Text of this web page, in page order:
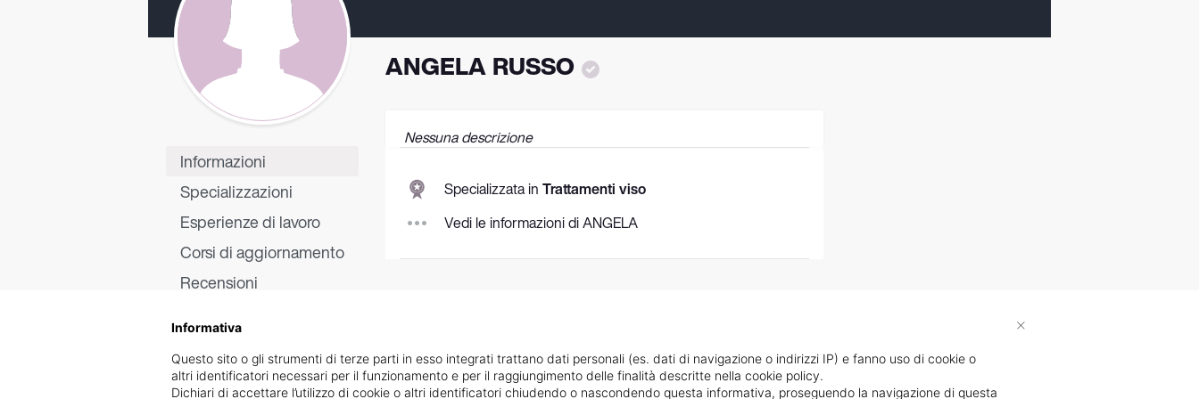
Informazioni
Specializzazioni
Esperienze di lavoro
Corsi di aggiornamento
Recensioni
ANGELA RUSSO
Nessuna descrizione
Specializzata in Trattamenti viso
Vedi le informazioni di ANGELA
Informativa
Questo sito o gli strumenti di terze parti in esso integrati trattano dati personali (es. dati di navigazione o indirizzi IP) e fanno uso di cookie o
altri identificatori necessari per il funzionamento e per il raggiungimento delle finalità descritte nella cookie policy.
Dichiari di accettare l’utilizzo di cookie o altri identificatori chiudendo o nascondendo questa informativa, proseguendo la navigazione di questa
×